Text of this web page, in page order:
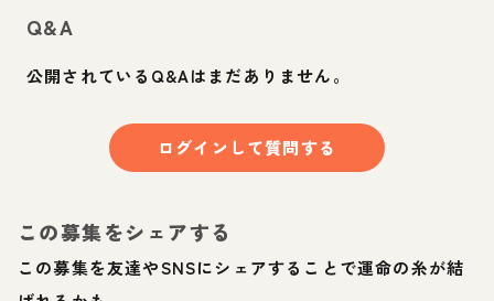
Q&A
公開されているQ&Aはまだありません。
ログインして質問する
この募集をシェアする
この募集を友達やSNSにシェアすることで運命の糸が結